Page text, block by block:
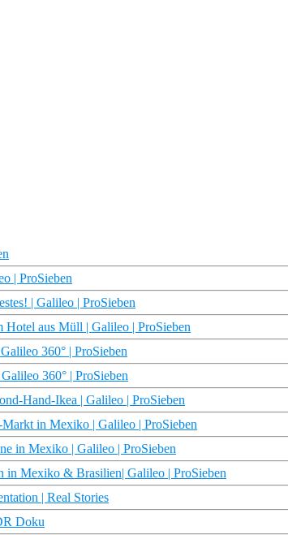
| ProSieben
| Galileo | ProSieben
aus Müll | Galileo | ProSieben
360° | ProSieben
360° | ProSieben
Hand-Ikea | Galileo | ProSieben
in Mexiko | Galileo | ProSieben
in Mexiko | Galileo | ProSieben
in Mexiko & Brasilien| Galileo | ProSieben
| Real Stories
Doku